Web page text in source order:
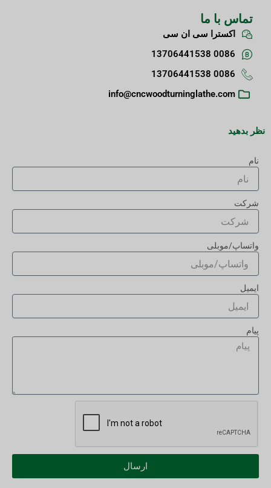
تماس با ما
اکسترا سی ان سی
0086 13706441538
0086 13706441538
info@cncwoodturninglathe.com
نظر بدهید
نام
شرکت
واتساپ/موبلی
ایمیل
پیام
ارسال